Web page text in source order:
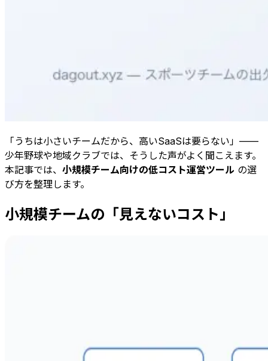
「うちは小さいチームだから、高いSaaSは要らない」——
少年野球や地域クラブでは、そうした声がよく聞こえます。
本記事では、 小規模チーム向けの低コスト運営ツール の選
び方を整理します。
小規模チームの「見えないコスト」